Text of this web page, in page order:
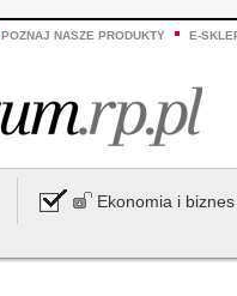
POZNAJ NASZE PRODUKTY E-
Ekonomia i biznes